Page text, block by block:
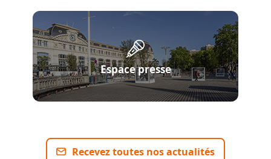
Espace presse
Recevez toutes nos actualités